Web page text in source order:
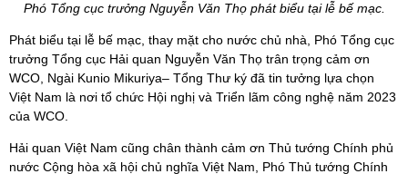
Phó Tổng cục trưởng Nguyễn Văn Thọ phát biểu tại lễ bế mạc.
Phát biểu tại lễ bế mạc, thay mặt cho nước chủ nhà, Phó Tổng cục
trưởng Tổng cục Hải quan Nguyễn Văn Thọ trân trọng cảm ơn
WCO, Ngài Kunio Mikuriya– Tổng Thư ký đã tin tưởng lựa chọn
Việt Nam là nơi tổ chức Hội nghị và Triển lãm công nghệ năm 2023
của WCO.
Hải quan Việt Nam cũng chân thành cảm ơn Thủ tướng Chính phủ
nước Cộng hòa xã hội chủ nghĩa Việt Nam, Phó Thủ tướng Chính